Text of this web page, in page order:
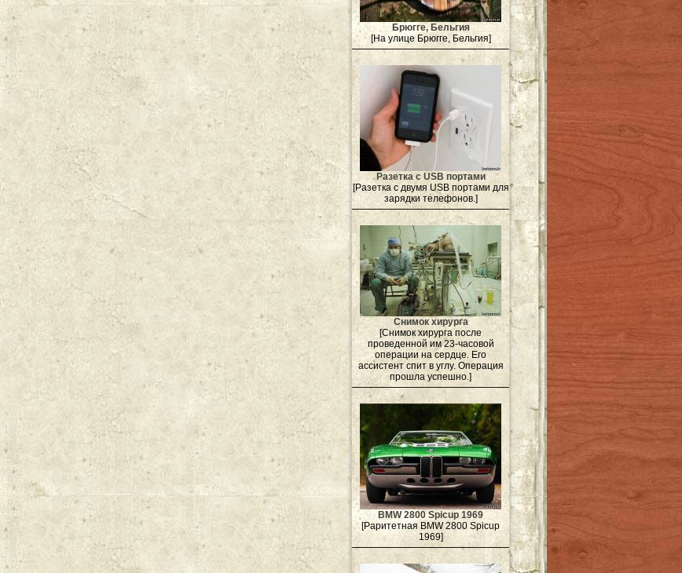
Брюгге, Бельгия
[На улице Брюгге, Бельгия]
Разетка с USB портами
[Разетка с двумя USB портами для
зарядки телефонов.]
Снимок хирурга
[Снимок хирурга после
проведенной им 23-часовой
операции на сердце. Его
ассистент спит в углу. Операция
прошла успешно.]
BMW 2800 Spicup 1969
[Раритетная BMW 2800 Spicup
1969]